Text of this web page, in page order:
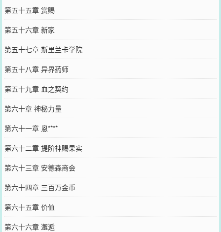
第五十五章 赏赐
第五十六章 新家
第五十七章 斯里兰卡学院
第五十八章 异界药师
第五十九章 血之契约
第六十章 神秘力量
第六十一章 恖****
第六十二章 提阶神赐果实
第六十三章 安德森商会
第六十四章 三百万金币
第六十五章 价值
第六十六章 邂逅